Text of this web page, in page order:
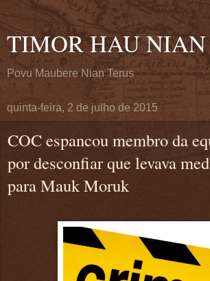
TIMOR HAU
Povu Maubere Nian Terus
quinta-feira, 2 de julho de 2015
COC espancou membro da
por desconfiar que levava
para Mauk Moruk
.